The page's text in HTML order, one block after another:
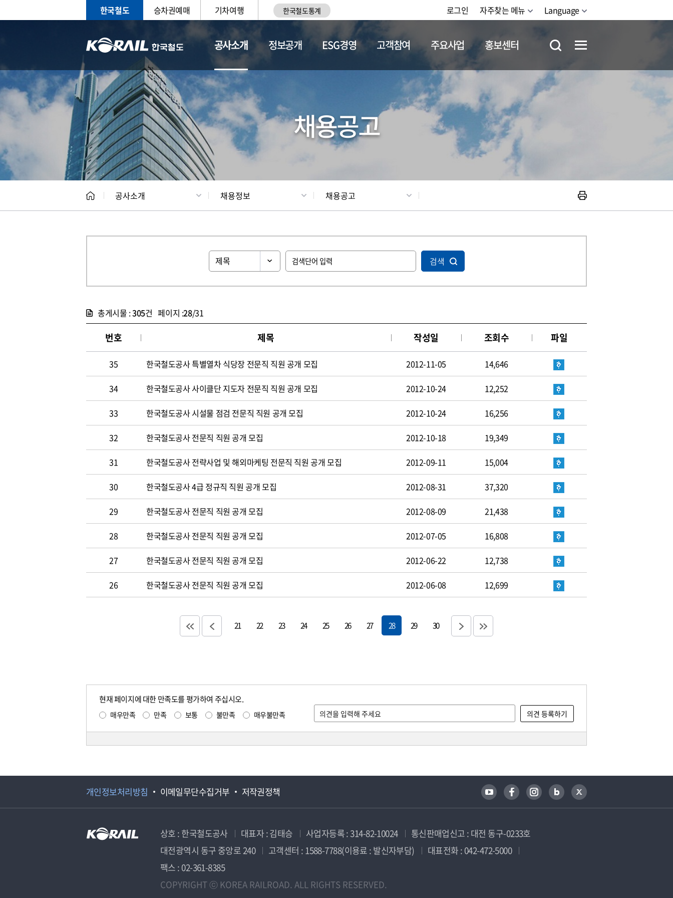
한국철도 승차권예매 기차여행 한국철도통계 로그인 자주찾는 메뉴 Language
공사소개
CEO 일반현황 채용정보
정보공개 ESG경영 고객참여 주요사업 홍보센터
채용공고
공사소개 채용정보 채용공고
검색
총게시물 :305건 페이지 :28/31
번호 제목 작성일 조회수 파일
35 한국철도공사 특별열차 식당장 전문직 직원 공개 모집 2012-11-05 14,646
34 한국철도공사 사이클단 지도자 전문직 직원 공개 모집 2012-10-24 12,252
33 한국철도공사 시설물 점검 전문직 직원 공개 모집 2012-10-24 16,256
32 한국철도공사 전문직 직원 공개 모집 2012-10-18 19,349
31 한국철도공사 전략사업 및 해외마케팅 전문직 직원 공개 모집 2012-09-11 15,004
30 한국철도공사 4급 정규직 직원 공개 모집 2012-08-31 37,320
29 한국철도공사 전문직 직원 공개 모집 2012-08-09 21,438
28 한국철도공사 전문직 직원 공개 모집 2012-07-05 16,808
27 한국철도공사 전문직 직원 공개 모집 2012-06-22 12,738
26 한국철도공사 전문직 직원 공개 모집 2012-06-08 12,699
21 22 23 24 25 26 27 28 29 30
현재 페이지에 대한 만족도를 평가하여 주십시오.
매우만족 만족 보통 불만족 매우불만족
개인정보처리방침 이메일무단수집거부 저작권정책
상호 : 한국철도공사 대표자 : 김태승 사업자등록 : 314-82-10024
통신판매업신고 : 대전 동구-0233호
대전광역시 동구 중앙로 240
고객센터 : 1588-7788(이용료 : 발신자부담)
대표전화 : 042-472-5000
팩스 : 02-361-8385
COPYRIGHT ⓒ KOREA RAILROAD. ALL RIGHTS RESERVED.